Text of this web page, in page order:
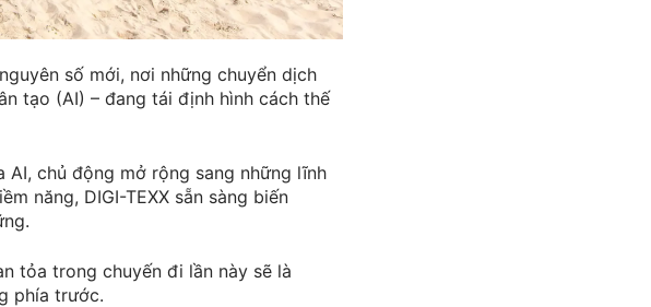
số mới, nơi những chuyển dịch
tạo (AI) – đang tái định hình cách thế
AI, chủ động mở rộng sang những lĩnh
năng, DIGI-TEXX sẵn sàng biến
tỏa trong chuyến đi lần này sẽ là
phía trước.